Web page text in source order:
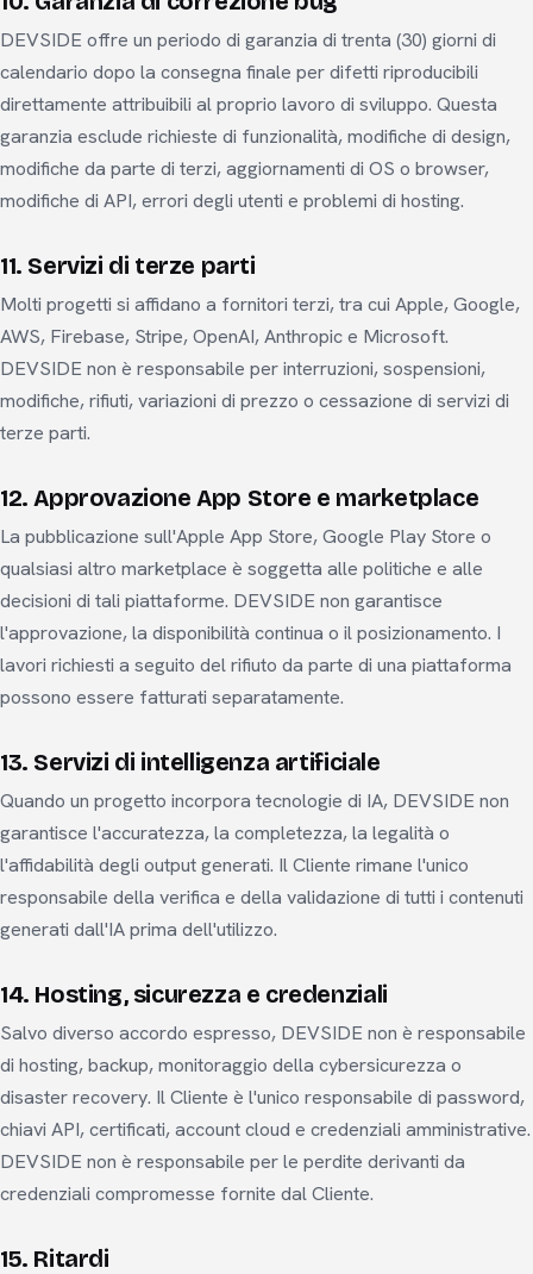
DEVSIDE offre un periodo di garanzia di trenta (30) giorni di
calendario dopo la consegna finale per difetti riproducibili
direttamente attribuibili al proprio lavoro di sviluppo. Questa
garanzia esclude richieste di funzionalità, modifiche di design,
modifiche da parte di terzi, aggiornamenti di OS o browser,
modifiche di API, errori degli utenti e problemi di hosting.
11. Servizi di terze parti
Molti progetti si affidano a fornitori terzi, tra cui Apple, Google,
AWS, Firebase, Stripe, OpenAI, Anthropic e Microsoft.
DEVSIDE non è responsabile per interruzioni, sospensioni,
modifiche, rifiuti, variazioni di prezzo o cessazione di servizi di
terze parti.
12. Approvazione App Store e marketplace
La pubblicazione sull'Apple App Store, Google Play Store o
qualsiasi altro marketplace è soggetta alle politiche e alle
decisioni di tali piattaforme. DEVSIDE non garantisce
l'approvazione, la disponibilità continua o il posizionamento. I
lavori richiesti a seguito del rifiuto da parte di una piattaforma
possono essere fatturati separatamente.
13. Servizi di intelligenza artificiale
Quando un progetto incorpora tecnologie di IA, DEVSIDE non
garantisce l'accuratezza, la completezza, la legalità o
l'affidabilità degli output generati. Il Cliente rimane l'unico
responsabile della verifica e della validazione di tutti i contenuti
generati dall'IA prima dell'utilizzo.
14. Hosting, sicurezza e credenziali
Salvo diverso accordo espresso, DEVSIDE non è responsabile
di hosting, backup, monitoraggio della cybersicurezza o
disaster recovery. Il Cliente è l'unico responsabile di password,
chiavi API, certificati, account cloud e credenziali amministrative.
DEVSIDE non è responsabile per le perdite derivanti da
credenziali compromesse fornite dal Cliente.
15. Ritardi